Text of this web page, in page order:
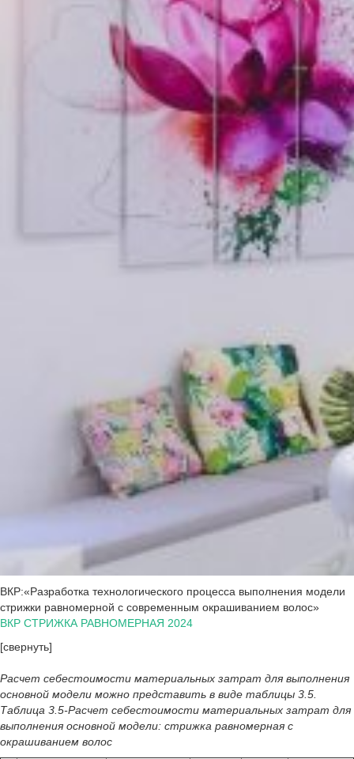
ВКР:«Разработка технологического процесса выполнения модели
стрижки равномерной с современным окрашиванием волос»
ВКР СТРИЖКА РАВНОМЕРНАЯ 2024
[свернуть]
Расчет себестоимости материальных затрат для выполнения
основной модели можно представить в виде таблицы 3.5.
Таблица 3.5-Расчет себестоимости материальных затрат для
выполнения основной модели: стрижка равномерная с
окрашиванием волос